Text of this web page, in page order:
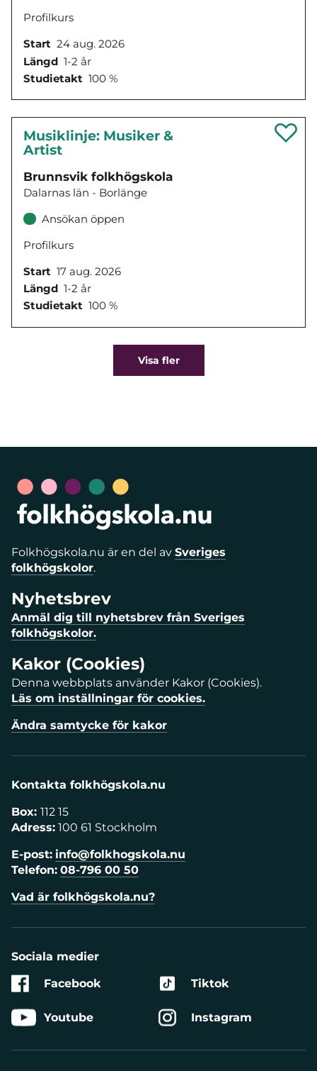
Profilkurs
Start 24 aug. 2026
Längd 1-2 år
Studietakt 100 %
Musiklinje: Musiker &
Artist
Brunnsvik folkhögskola
Dalarnas län - Borlänge
Ansökan öppen
Profilkurs
Start 17 aug. 2026
Längd 1-2 år
Studietakt 100 %
Visa fler
Folkhögskola.nu är en del av Sveriges
folkhögskolor.
Nyhetsbrev
Anmäl dig till nyhetsbrev från Sveriges
folkhögskolor.
Kakor (Cookies)
Denna webbplats använder Kakor (Cookies).
Läs om inställningar för cookies.
Ändra samtycke för kakor
Kontakta folkhögskola.nu
Box: 112 15
Adress: 100 61 Stockholm
E-post: info@folkhogskola.nu
Telefon: 08-796 00 50
Vad är folkhögskola.nu?
Sociala medier
Facebook
Youtube
Tiktok
Instagram